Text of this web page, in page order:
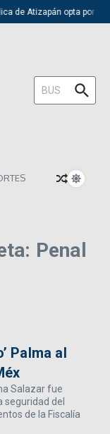
de Atizapán opta por
Buscar:
Penal
Palma al
Salazar fue
del
de la Fiscalía